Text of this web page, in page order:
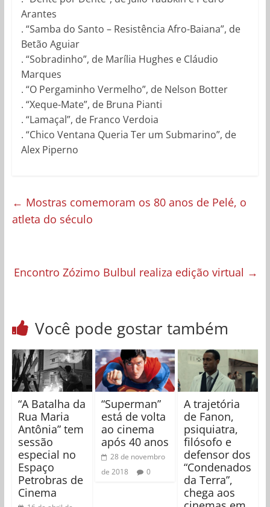
Arantes
. “Samba do Santo – Resistência Afro-Baiana”, de
Betão Aguiar
. “Sobradinho”, de Marília Hughes e Cláudio
Marques
. “O Pergaminho Vermelho”, de Nelson Botter
. “Xeque-Mate”, de Bruna Pianti
. “Lamaçal”, de Franco Verdoia
. “Chico Ventana Queria Ter um Submarino”, de
Alex Piperno
← Mostras comemoram os 80 anos de Pelé, o
atleta do século
Encontro Zózimo Bulbul realiza edição virtual →
Você pode gostar também
“A Batalha da
Rua Maria
Antônia” tem
sessão
especial no
Espaço
Petrobras de
Cinema
“Superman”
está de volta
ao cinema
após 40 anos
28 de novembro
de 2018
0
A trajetória
de Fanon,
psiquiatra,
filósofo e
defensor dos
“Condenados
da Terra”,
chega aos